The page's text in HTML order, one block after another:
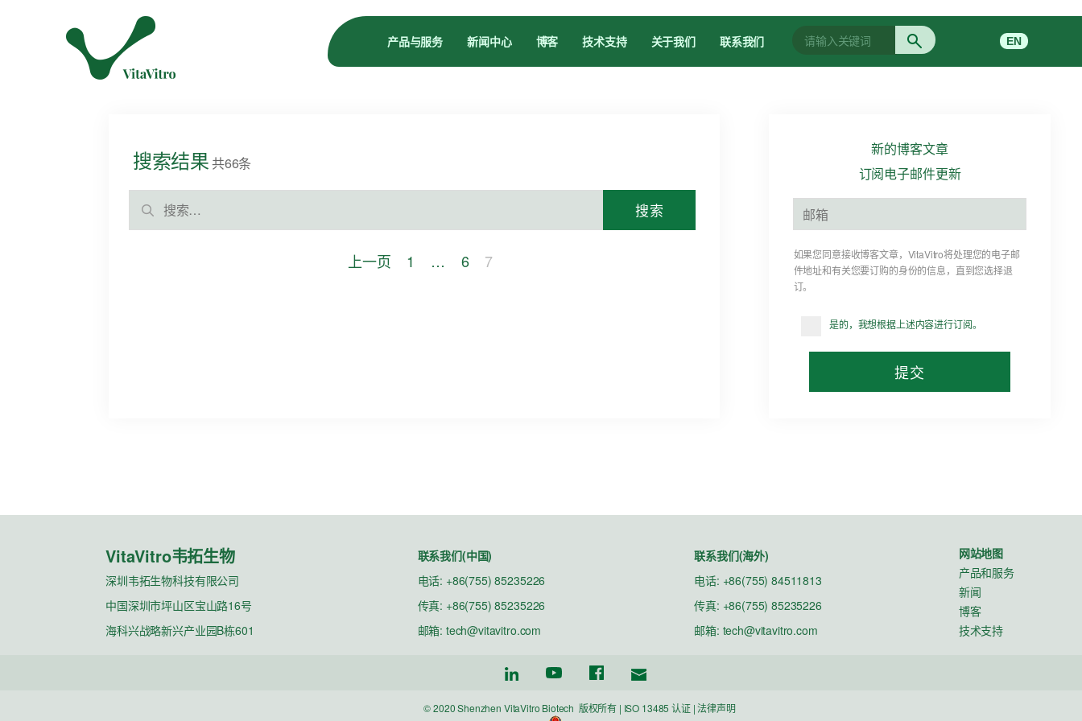
产品与服务 新闻中心 博客 技术支持 关于我们 联系我们 EN
搜索结果共66条
索：
上一页 1 … 6 7
新的博客文章
订阅电子邮件更新
如果您同意接收博客文章，VitaVitro将处理您的电子邮
件地址和有关您要订购的身份的信息，直到您选择退
订。
是的，我想根据上述内容进行订阅。
VitaVitro韦拓生物
深圳韦拓生物科技有限公司
中国深圳市坪山区宝山路16号
海科兴战略新兴产业园B栋601
联系我们(中国)
电话: +86(755) 85235226
传真: +86(755) 85235226
邮箱: tech@vitavitro.com
联系我们(海外)
电话: +86(755) 84511813
传真: +86(755) 85235226
邮箱: tech@vitavitro.com
网站地图
产品和服务
新闻
博客
技术支持
© 2020 Shenzhen VitaVitro Biotech 版权所有 | ISO 13485 认证 | 法律声明